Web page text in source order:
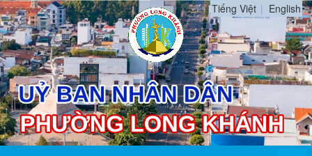
Tiếng Việt English